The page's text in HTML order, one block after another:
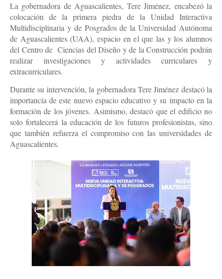
La gobernadora de Aguascalientes, Tere Jiménez, encabezó la
colocación de la primera piedra de la Unidad Interactiva
Multidisciplinaria y de Posgrados de la Universidad Autónoma
de Aguascalientes (UAA), espacio en el que las y los alumnos
del Centro de  Ciencias del Diseño y de la Construcción podrán
realizar investigaciones y actividades curriculares y
extracurriculares.
Durante su intervención, la gobernadora Tere Jiménez destacó la
importancia de este nuevo espacio educativo y su impacto en la
formación de los jóvenes. Asimismo, destacó que el edificio no
solo fortalecerá la educación de los futuros profesionistas, sino
que también refuerza el compromiso con las universidades de
Aguascalientes.